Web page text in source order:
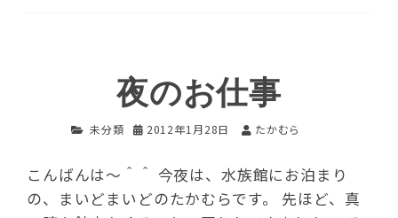
夜のお仕事
未分類 2012年1月28日 たかむら
こんばんは～＾＾ 今夜は、水族館にお泊まり
の、まいどまいどのたかむらです。 先ほど、真